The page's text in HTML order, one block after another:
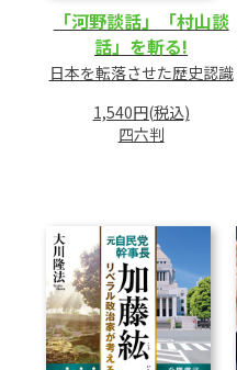
「河野談話」「村山談
話」を斬る!
日本を転落させた歴史認識
1,540円(税込)
四六判